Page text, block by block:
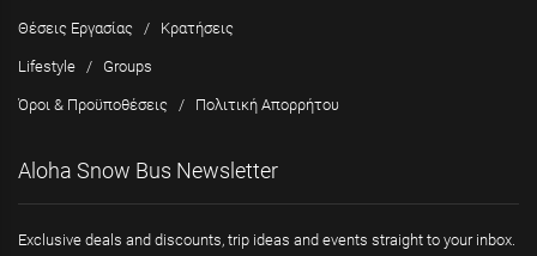
Θέσεις Εργασίας / Κρατήσεις
Lifestyle / Groups
Όροι & Προϋποθέσεις / Πολιτική Απορρήτου
Aloha Snow Bus Newsletter
Exclusive deals and discounts, trip ideas and events straight to your inbox.